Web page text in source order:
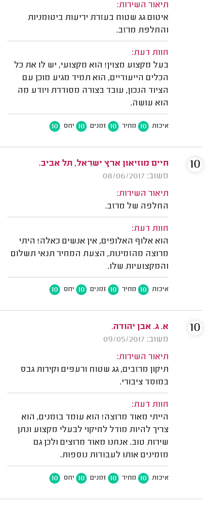
תיאור השירות:
איטום גג שטוח בעזרת יריעות ביטומניות
והחלפת מרזב.
חוות דעת:
בעל מקצוע מצוין! הוא מקצועי, יש לו את כל
הכלים הייעודיים, הוא תמיד מגיע מוכן עם
הציוד הנכון, עובד בצורה מסודרת ויודע מה
הוא עושה.
איכות 10 מחיר 10 זמנים 10 יחס 10
חיים מוזיאון ארץ ישראל, תל אביב.
משוב: 08/06/2017
תיאור השירות:
החלפה של מרזב.
חוות דעת:
הוא אלוף האלופים, אין אנשים כאלה! היתי
מרוצה מהזמינות, הצעת המחיר תנאי תשלום
והמקצועיות שלו.
איכות 10 מחיר 10 זמנים 10 יחס 10
10
א. ג. אבן יהודה.
משוב: 09/05/2017
תיאור השירות:
תיקון מרזבים, גג שטוח ורעפים וקירות גבס
במוסד ציבורי.
חוות דעת:
הייתי מאוד מרוצה! הוא עומד בזמנים, הוא
צריך להיות מודל לחיקוי לבעלי מקצוע ונתן
שירות טוב. אנחנו מאוד מרוצים ולכן גם
מזמינים אותו לעבודות נוספות.
איכות 10 מחיר 10 זמנים 10 יחס 10
10